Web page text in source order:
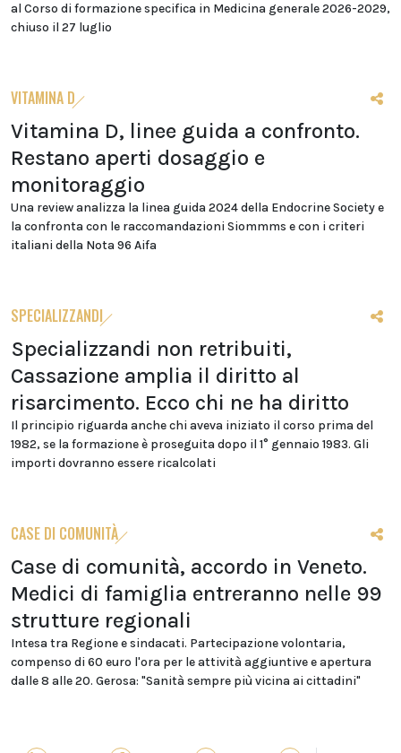
al Corso di formazione specifica in Medicina generale 2026-2029,
chiuso il 27 luglio
VITAMINA D
Vitamina D, linee guida a confronto.
Restano aperti dosaggio e
monitoraggio
Una review analizza la linea guida 2024 della Endocrine Society e
la confronta con le raccomandazioni Siommms e con i criteri
italiani della Nota 96 Aifa
SPECIALIZZANDI
Specializzandi non retribuiti,
Cassazione amplia il diritto al
risarcimento. Ecco chi ne ha diritto
Il principio riguarda anche chi aveva iniziato il corso prima del
1982, se la formazione è proseguita dopo il 1° gennaio 1983. Gli
importi dovranno essere ricalcolati
CASE DI COMUNITÀ
Case di comunità, accordo in Veneto.
Medici di famiglia entreranno nelle 99
strutture regionali
Intesa tra Regione e sindacati. Partecipazione volontaria,
compenso di 60 euro l'ora per le attività aggiuntive e apertura
dalle 8 alle 20. Gerosa: "Sanità sempre più vicina ai cittadini"